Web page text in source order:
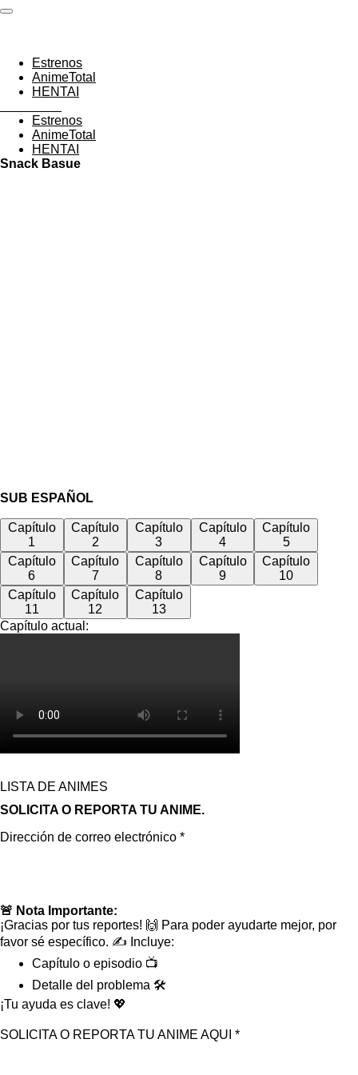
Ir
principal
Estrenos
AnimeTotal
HENTAI
Estrenos
AnimeTotal
HENTAI
Snack Basue
SUB ESPAÑOL
Capítulo
1
Capítulo
2
Capítulo
3
Capítulo
4
Capítulo
5
Capítulo
6
Capítulo
7
Capítulo
8
Capítulo
9
Capítulo
10
Capítulo
11
Capítulo
12
Capítulo
13
Capítulo actual:
LISTA DE ANIMES
SOLICITA O REPORTA TU ANIME.
Dirección de correo electrónico *
🚨 Nota Importante:
¡Gracias por tus reportes! 🙌 Para poder ayudarte mejor, por
favor sé específico. ✍️ Incluye:
Capítulo o episodio 📺
Detalle del problema 🛠️
¡Tu ayuda es clave! 💖
SOLICITA O REPORTA TU ANIME AQUI *